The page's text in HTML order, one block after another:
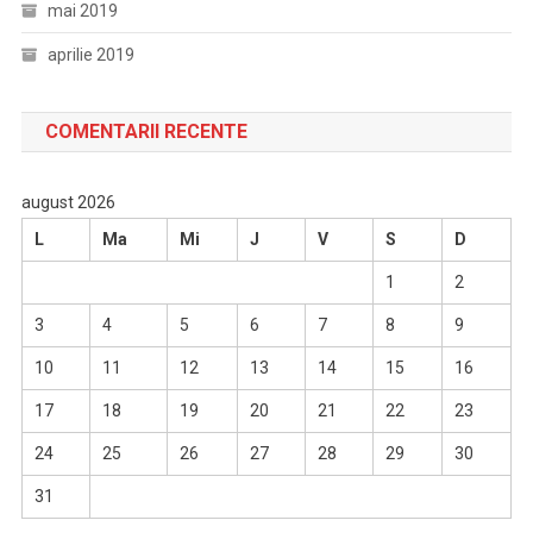
mai 2019
aprilie 2019
COMENTARII RECENTE
august 2026
L
Ma Mi J V S D
1 2
3 4 5 6 7 8 9
10 11 12 13 14 15 16
17 18 19 20 21 22 23
24 25 26 27 28 29 30
31